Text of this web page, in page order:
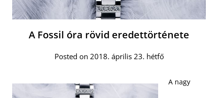
A Fossil óra rövid eredettörténete
Posted on 2018. április 23. hétfő
A nagy